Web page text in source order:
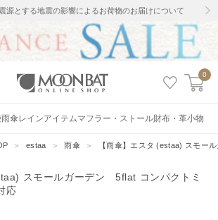
源とする地震の影響によるお荷物のお届けについて
0
雨傘レインアイテムマフラー・ストール財布・革小物
＞estaa ＞雨傘 ＞ 【雨傘】エスタ (estaa) スモ
スモールガーデン 5flat コンパクトミ
応